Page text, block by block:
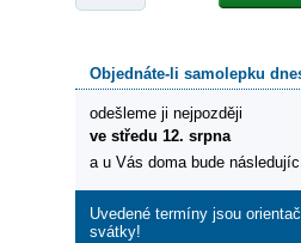
Objednáte-li samolepku
odešleme ji nejpozději
ve středu 12. srpna
a u Vás doma bude
Uvedené termíny jsou
svátky!